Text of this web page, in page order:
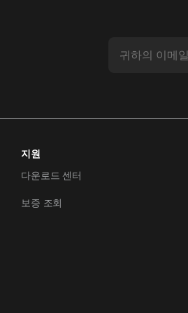
지원
다운로드 센터
보증 조회